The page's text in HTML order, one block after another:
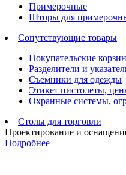
Примерочные
Шторы для
Сопутствующие товары
Покупательские
Разделители и
Съемники для одежды
Этикет пистолеты,
Охранные системы,
Столы для торговли
Проектирование и
Подробнее